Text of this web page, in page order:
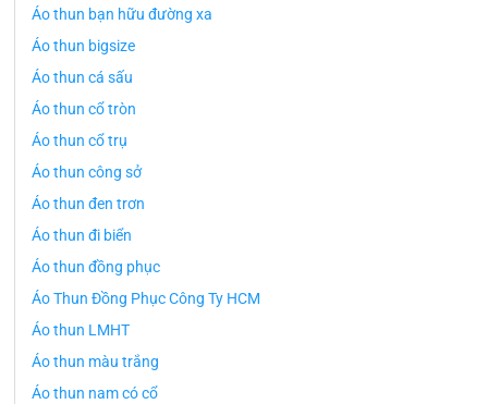
Áo thun bạn hữu đường xa
Áo thun bigsize
Áo thun cá sấu
Áo thun cổ tròn
Áo thun cổ trụ
Áo thun công sở
Áo thun đen trơn
Áo thun đi biển
Áo thun đồng phục
Áo Thun Đồng Phục Công Ty HCM
Áo thun LMHT
Áo thun màu trắng
Áo thun nam có cổ